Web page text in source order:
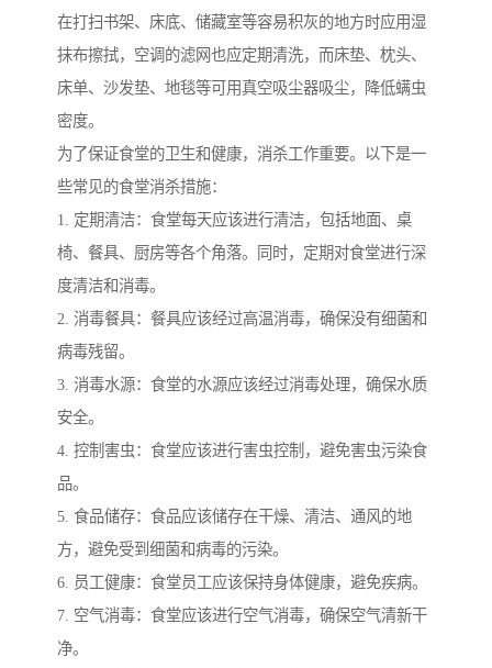
在打扫书架、床底、储藏室等容易积灰的地方时应用湿
抹布擦拭，空调的滤网也应定期清洗，而床垫、枕头、
床单、沙发垫、地毯等可用真空吸尘器吸尘，降低螨虫
密度。
为了保证食堂的卫生和健康，消杀工作重要。以下是一
些常见的食堂消杀措施：
1. 定期清洁：食堂每天应该进行清洁，包括地面、桌
椅、餐具、厨房等各个角落。同时，定期对食堂进行深
度清洁和消毒。
2. 消毒餐具：餐具应该经过高温消毒，确保没有细菌和
病毒残留。
3. 消毒水源：食堂的水源应该经过消毒处理，确保水质
安全。
4. 控制害虫：食堂应该进行害虫控制，避免害虫污染食
品。
5. 食品储存：食品应该储存在干燥、清洁、通风的地
方，避免受到细菌和病毒的污染。
6. 员工健康：食堂员工应该保持身体健康，避免疾病。
7. 空气消毒：食堂应该进行空气消毒，确保空气清新干
净。